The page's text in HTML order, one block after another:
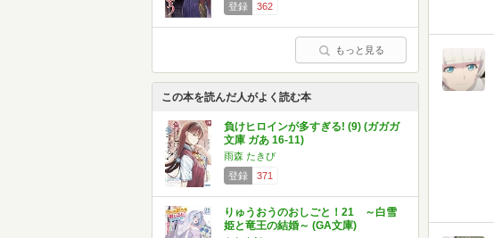
登録
362
もっと見る
この本を読んだ人がよく読む本
負けヒロインが多すぎる! (9) (ガガガ
文庫 ガあ 16-11)
雨森 たきび
登録
371
りゅうおうのおしごと！21 ～白雪
姫と竜王の結婚～ (GA文庫)